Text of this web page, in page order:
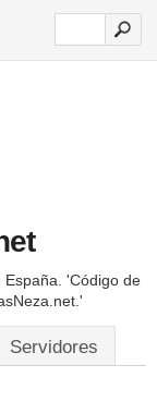
'Código de
Servidores